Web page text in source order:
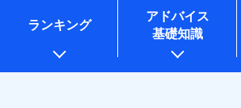
コンサルティングサービスの実施のため
アンケートやキャンペーン等の実施のため
上記に係る案内・手続き・管理等付帯業務
* 当社が委託を受けている保険会社の情報
ームページに掲載しておりますので、ご
ランキング
アドバイス
基礎知識